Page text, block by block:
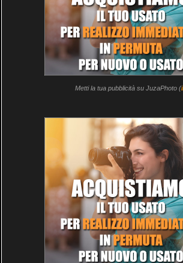
Metti la tua pubblicità su JuzaPhoto (